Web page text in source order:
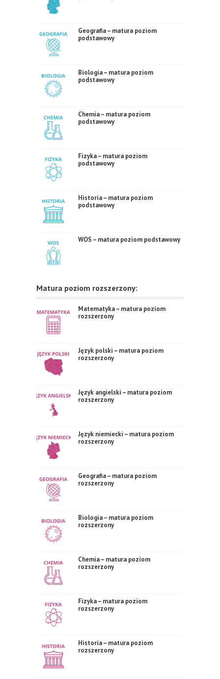
Geografia – matura poziom
podstawowy
Biologia – matura poziom
podstawowy
Chemia – matura poziom
podstawowy
Fizyka – matura poziom
podstawowy
Historia – matura poziom
podstawowy
WOS – matura poziom podstawowy
Matura poziom rozszerzony:
Matematyka – matura poziom
rozszerzony
Język polski – matura poziom
rozszerzony
Język angielski – matura poziom
rozszerzony
Język niemiecki – matura poziom
rozszerzony
Geografia – matura poziom
rozszerzony
Biologia – matura poziom
rozszerzony
Chemia – matura poziom
rozszerzony
Fizyka – matura poziom
rozszerzony
Historia – matura poziom
rozszerzony